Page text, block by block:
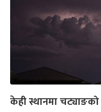
केही स्थानमा